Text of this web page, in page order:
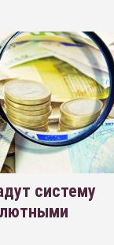
систему